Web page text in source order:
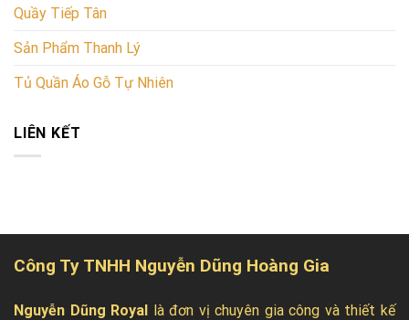
Quầy Tiếp Tân
Sản Phẩm Thanh Lý
Tủ Quần Áo Gỗ Tự Nhiên
LIÊN KẾT
Công Ty TNHH Nguyễn Dũng Hoàng Gia
Nguyễn Dũng Royal là đơn vị chuyên gia công và thiết kế